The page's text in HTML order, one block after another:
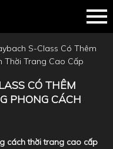
S-Class Có Thêm
Thời Trang Cao Cấp
CÓ THÊM
PHONG CÁCH
cách thời trang cao cấp